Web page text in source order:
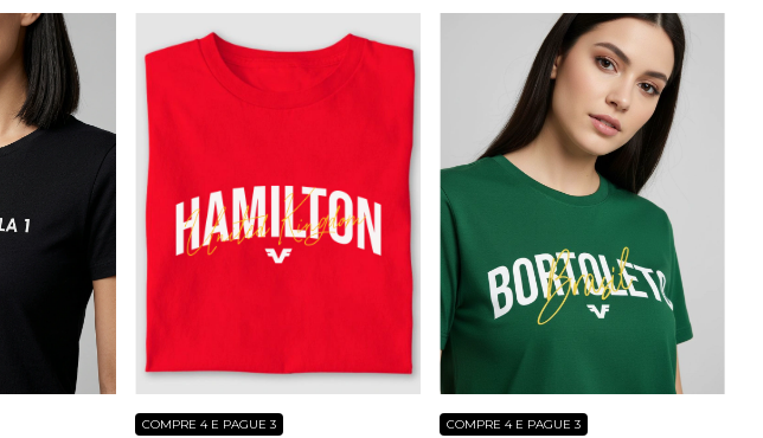
COMPRE 4 E PAGUE 3 COMPRE 4 E PAGUE 3